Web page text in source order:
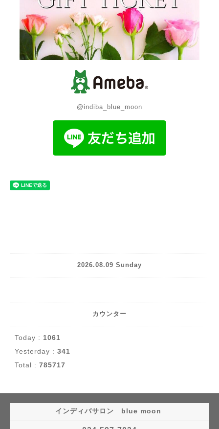
@indiba_blue_moon
2026.08.09 Sunday
カウンター
Today : 1061
Yesterday : 341
Total : 785717
インディバサロン blue moon